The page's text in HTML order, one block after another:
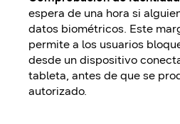
espera de una hora si
datos biométricos. Este
permite a los usuarios
desde un dispositivo
tableta, antes de que se
autorizado.